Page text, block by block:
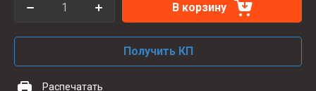
В корзину
Получить КП
Распечатать